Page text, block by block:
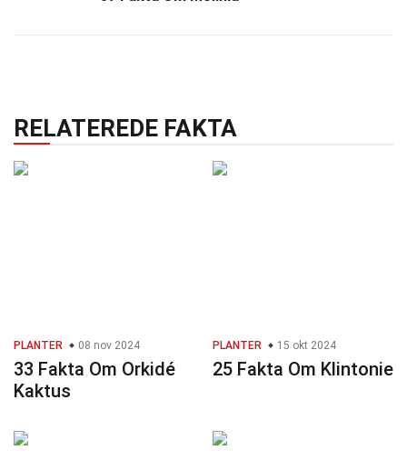
RELATEREDE FAKTA
PLANTER 08 nov 2024
33 Fakta Om Orkidé
Kaktus
PLANTER 15 okt 2024
25 Fakta Om Klintonie